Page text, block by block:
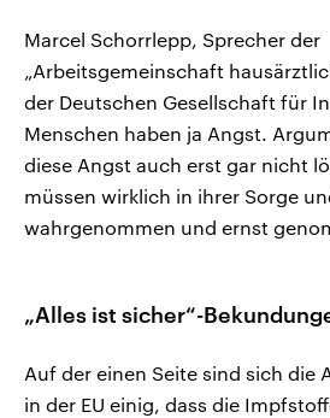
Marcel Schorrlepp, Sprecher der
„Arbeitsgemeinschaft
der Deutschen Gesellschaft für
Menschen haben ja Angst.
diese Angst auch erst gar nicht
müssen wirklich in ihrer Sorge
wahrgenommen und ernst
„Alles ist sicher“-
Auf der einen Seite sind sich die
in der EU einig, dass die